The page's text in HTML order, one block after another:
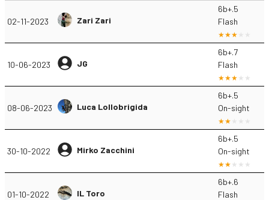
02-11-2023 Zari Zari
6b+.5
Flash
10-06-2023 JG
6b+.7
Flash
08-06-2023 Luca Lollobrigida
6b+.5
On-sight
30-10-2022 Mirko Zacchini
6b+.5
On-sight
01-10-2022 IL Toro
6b+.6
Flash